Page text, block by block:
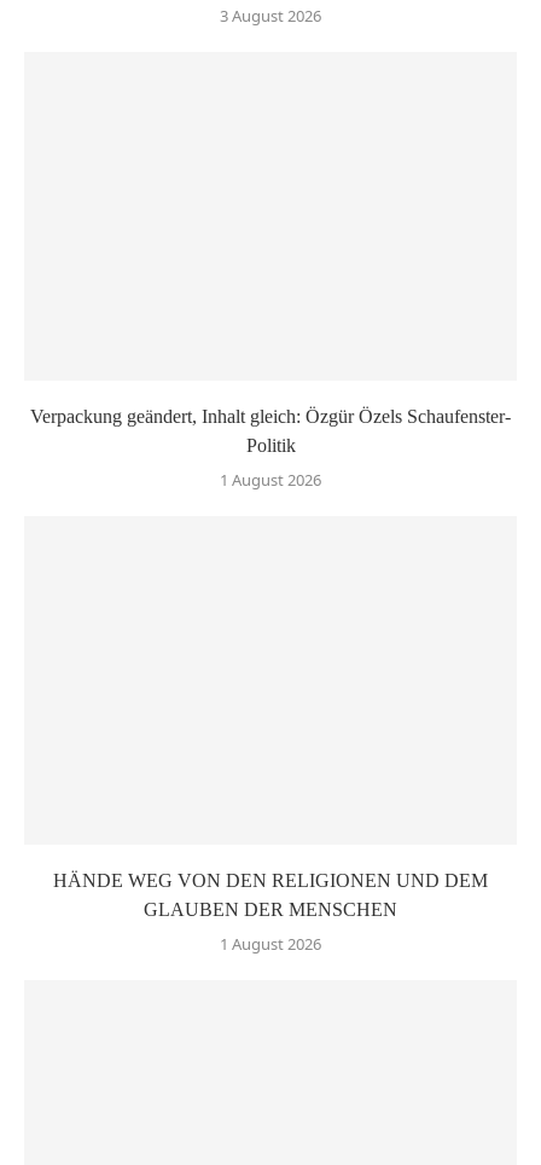
3 August 2026
Verpackung geändert, Inhalt gleich: Özgür Özels Schaufenster-
Politik
1 August 2026
HÄNDE WEG VON DEN RELIGIONEN UND DEM
GLAUBEN DER MENSCHEN
1 August 2026